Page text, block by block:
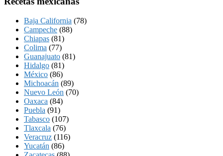
Baja California (78)
Campeche (88)
Chiapas (81)
Colima (77)
Guanajuato (81)
Hidalgo (81)
México (86)
Michoacán (89)
Nuevo León (70)
Oaxaca (84)
Puebla (91)
Tabasco (107)
Tlaxcala (76)
Veracruz (116)
Yucatán (86)